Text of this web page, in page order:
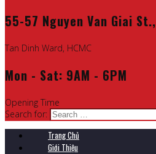
55-57 Nguyen Van Giai St.,
Tan Dinh Ward, HCMC
Mon - Sat: 9AM - 6PM
Opening Time
Search for:
Trang Chủ
Giới Thiệu